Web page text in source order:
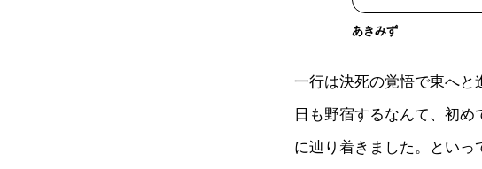
あきみず
一行は決死の覚悟で東へと
日も野宿するなんて、初め
に辿り着きました。とい